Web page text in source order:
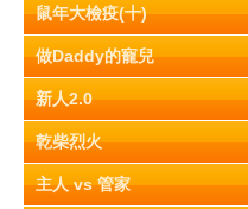
鼠年大檢疫(十)
做Daddy的寵兒
新人2.0
乾柴烈火
主人 vs 管家